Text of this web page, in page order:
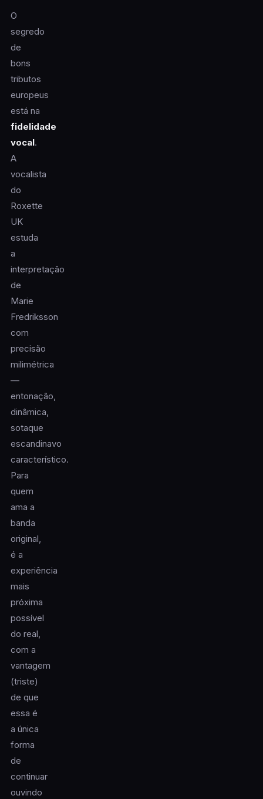
O
segredo
de
bons
tributos
europeus
está na
fidelidade
vocal.
A
vocalista
do
Roxette
UK
estuda
a
interpretação
de
Marie
Fredriksson
com
precisão
milimétrica
—
entonação,
dinâmica,
sotaque
escandinavo
característico.
Para
quem
ama a
banda
original,
é a
experiência
mais
próxima
possível
do real,
com a
vantagem
(triste)
de que
essa é
a única
forma
de
continuar
ouvindo